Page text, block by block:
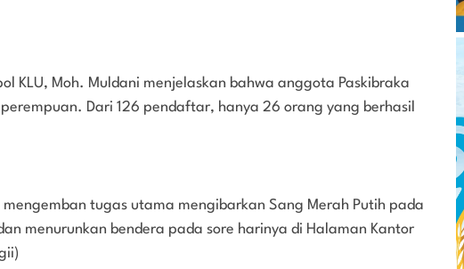
KLU, Moh. Muldani menjelaskan bahwa anggota Paskibraka
Dari 126 pendaftar, hanya 26 orang yang berhasil
tugas utama mengibarkan Sang Merah Putih pada
menurunkan bendera pada sore harinya di Halaman Kantor